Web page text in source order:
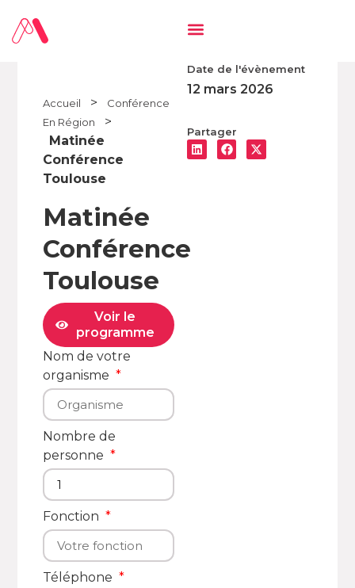
Accueil >
Conférence
En Région
>
Matinée
Conférence
Toulouse
Matinée
Conférence
Toulouse
Voir le
programme
Nom de votre
organisme
Nombre de
personne
Fonction
Téléphone
Date de l'évènement
12 mars 2026
Partager